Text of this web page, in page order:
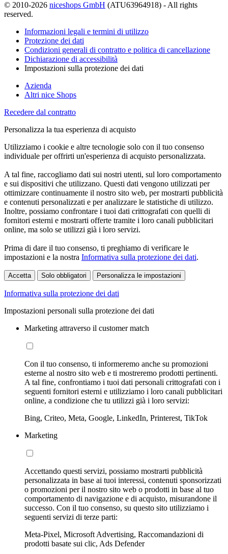
© 2010-2026 niceshops GmbH (ATU63964918) - All rights
reserved.
Informazioni legali e termini di utilizzo
Protezione dei dati
Condizioni generali di contratto e politica di cancellazione
Dichiarazione di accessibilità
Impostazioni sulla protezione dei dati
Azienda
Altri nice Shops
Recedere dal contratto
Personalizza la tua esperienza di acquisto
Utilizziamo i cookie e altre tecnologie solo con il tuo consenso
individuale per offrirti un'esperienza di acquisto personalizzata.
A tal fine, raccogliamo dati sui nostri utenti, sul loro comportamento
e sui dispositivi che utilizzano. Questi dati vengono utilizzati per
ottimizzare continuamente il nostro sito web, per mostrarti pubblicità
e contenuti personalizzati e per analizzare le statistiche di utilizzo.
Inoltre, possiamo confrontare i tuoi dati crittografati con quelli di
fornitori esterni e mostrarti offerte tramite i loro canali pubblicitari
online, ma solo se utilizzi già i loro servizi.
Prima di dare il tuo consenso, ti preghiamo di verificare le
impostazioni e la nostra Informativa sulla protezione dei dati.
Accetta Solo obbligatori Personalizza le impostazioni
Informativa sulla protezione dei dati
Impostazioni personali sulla protezione dei dati
Marketing attraverso il customer match
Con il tuo consenso, ti informeremo anche su promozioni
esterne al nostro sito web e ti mostreremo prodotti pertinenti.
A tal fine, confrontiamo i tuoi dati personali crittografati con i
seguenti fornitori esterni e utilizziamo i loro canali pubblicitari
online, a condizione che tu utilizzi già i loro servizi:
Bing, Criteo, Meta, Google, LinkedIn, Printerest, TikTok
Marketing
Accettando questi servizi, possiamo mostrarti pubblicità
personalizzata in base ai tuoi interessi, contenuti sponsorizzati
o promozioni per il nostro sito web o prodotti in base al tuo
comportamento di navigazione e di acquisto, misurandone il
successo. Con il tuo consenso, su questo sito utilizziamo i
seguenti servizi di terze parti:
Meta-Pixel, Microsoft Advertising, Raccomandazioni di
prodotti basate sui clic, Ads Defender